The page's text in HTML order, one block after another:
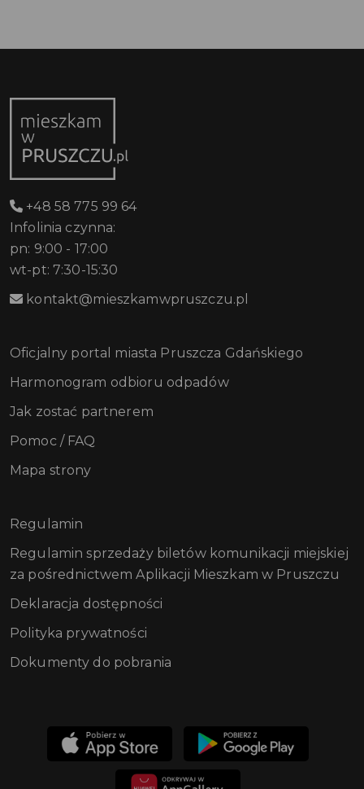
+48 58 775 99 64
Infolinia czynna:
pn: 9:00 - 17:00
wt-pt: 7:30-15:30
kontakt@mieszkamwpruszczu.pl
Oficjalny portal miasta Pruszcza Gdańskiego
Harmonogram odbioru odpadów
Jak zostać partnerem
Pomoc / FAQ
Mapa strony
Regulamin
Regulamin sprzedaży biletów komunikacji miejskiej
za pośrednictwem Aplikacji Mieszkam w Pruszczu
Deklaracja dostępności
Polityka prywatności
Dokumenty do pobrania